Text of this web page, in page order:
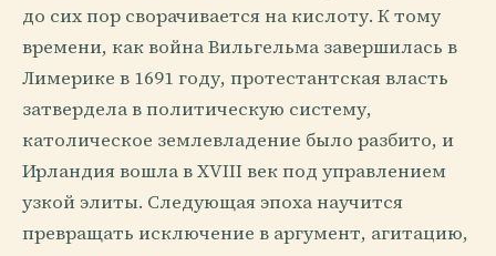
до сих пор сворачивается на кислоту. К тому
времени, как война Вильгельма завершилась в
Лимерике в 1691 году, протестантская власть
затвердела в политическую систему,
католическое землевладение было разбито, и
Ирландия вошла в XVIII век под управлением
узкой элиты. Следующая эпоха научится
превращать исключение в аргумент, агитацию,